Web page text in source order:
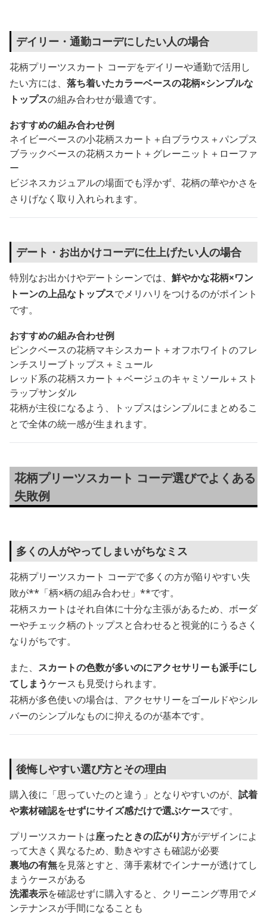
デイリー・通勤コーデにしたい人の場合
花柄プリーツスカート コーデをデイリーや通勤で活用し
たい方には、 落ち着いたカラーベースの花柄×シンプルな
トップスの組み合わせが最適です。
おすすめの組み合わせ例
ネイビーベースの小花柄スカート＋白ブラウス＋パンプス
ブラックベースの花柄スカート＋グレーニット＋ローファ
ー
ビジネスカジュアルの場面でも浮かず、花柄の華やかさを
さりげなく取り入れられます。
デート・お出かけコーデに仕上げたい人の場合
特別なお出かけやデートシーンでは、 鮮やかな花柄×ワン
トーンの上品なトップスでメリハリをつけるのがポイント
です。
おすすめの組み合わせ例
ピンクベースの花柄マキシスカート＋オフホワイトのフレ
ンチスリーブトップス＋ミュール
レッド系の花柄スカート＋ベージュのキャミソール＋スト
ラップサンダル
花柄が主役になるよう、トップスはシンプルにまとめるこ
とで全体の統一感が生まれます。
花柄プリーツスカート コーデ選びでよくある
失敗例
多くの人がやってしまいがちなミス
花柄プリーツスカート コーデで多くの方が陥りやすい失
敗が**「柄×柄の組み合わせ」**です。
花柄スカートはそれ自体に十分な主張があるため、ボーダ
ーやチェック柄のトップスと合わせると視覚的にうるさく
なりがちです。
また、 スカートの色数が多いのにアクセサリーも派手にし
てしまうケースも見受けられます。
花柄が多色使いの場合は、アクセサリーをゴールドやシル
バーのシンプルなものに抑えるのが基本です。
後悔しやすい選び方とその理由
購入後に「思っていたのと違う」となりやすいのが、 試着
や素材確認をせずにサイズ感だけで選ぶケースです。
プリーツスカートは座ったときの広がり方がデザインによ
って大きく異なるため、動きやすさも確認が必要
裏地の有無を見落とすと、薄手素材でインナーが透けてし
まうケースがある
洗濯表示を確認せずに購入すると、クリーニング専用でメ
ンテナンスが手間になることも